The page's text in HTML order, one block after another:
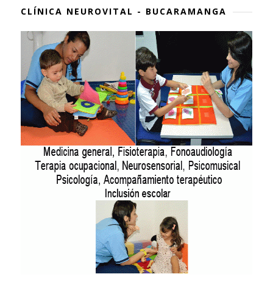
CLÍNICA NEUROVITAL - BUCARAMANGA